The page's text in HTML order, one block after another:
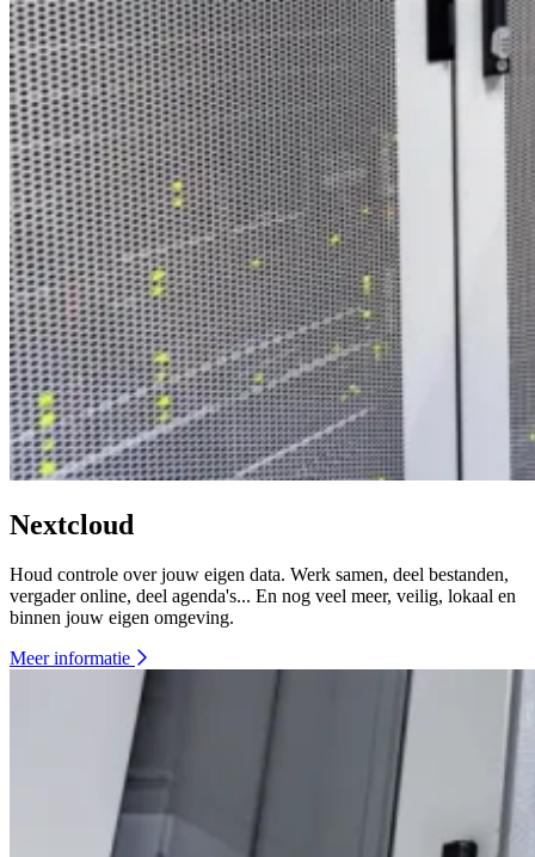
Nextcloud
Houd controle over jouw eigen data. Werk samen, deel bestanden,
vergader online, deel agenda's... En nog veel meer, veilig, lokaal en
binnen jouw eigen omgeving.
Meer informatie